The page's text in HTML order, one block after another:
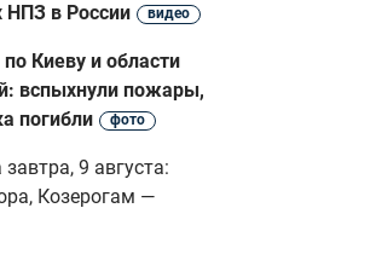
НПЗ в России
видео
Киеву и области
вспыхнули пожары,
погибли
фото
9 августа:
Козерогам —